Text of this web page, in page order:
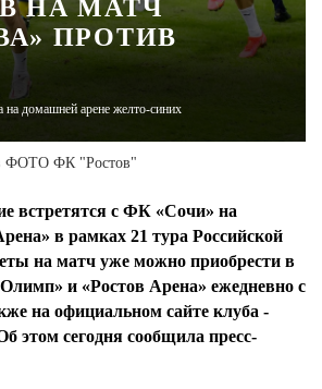
ЖУРНАЛ
НА МАТЧ
ПРОТИВ
на домашней арене желто-синих
ФОТО ФК "Ростов"
встретятся с ФК «Сочи» на
в рамках 21 тура Российской
на матч уже можно приобрести в
и «Ростов Арена» ежедневно с
на официальном сайте клуба -
этом сегодня сообщила пресс-